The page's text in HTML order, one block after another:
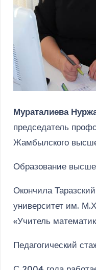
Мураталиева
председатель
Жамбылского
Образование
Окончила
университет им.
«Учитель
Педагогический